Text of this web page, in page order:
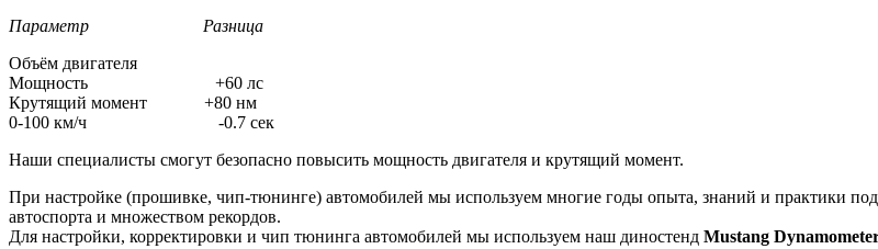
Параметр Разница
Объём двигателя
Мощность +60 лс
Крутящий момент +80 нм
0-100 км/ч -0.7 сек
Наши специалисты смогут безопасно повысить мощность двигателя и крутящий момент.
При настройке (прошивке, чип-тюнинге) автомобилей мы используем многие годы опыта, знаний и практики
автоспорта и множеством рекордов.
Для настройки, корректировки и чип тюнинга автомобилей мы используем наш диностенд Mustang